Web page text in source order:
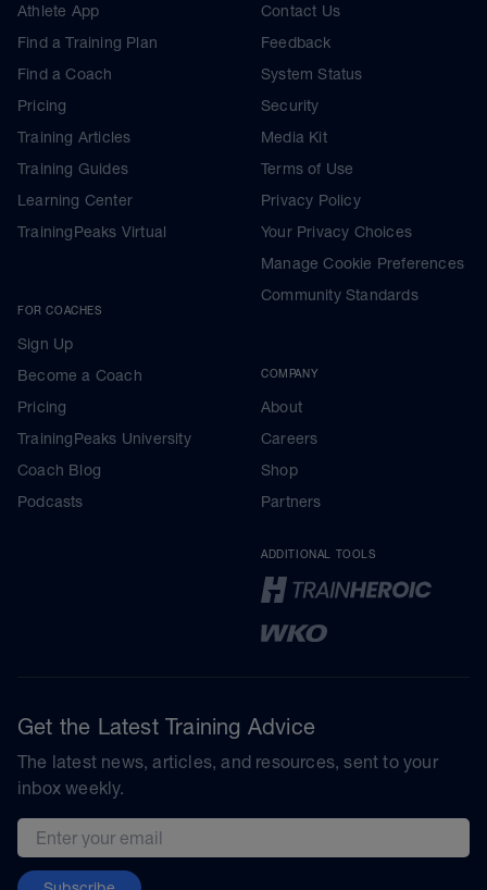
Athlete App
Find a Training Plan
Find a Coach
Pricing
Training Articles
Training Guides
Learning Center
TrainingPeaks Virtual
FOR COACHES
Sign Up
Become a Coach
Pricing
TrainingPeaks University
Coach Blog
Podcasts
Contact Us
Feedback
System Status
Security
Media Kit
Terms of Use
Privacy Policy
Your Privacy Choices
Manage Cookie Preferences
Community Standards
COMPANY
About
Careers
Shop
Partners
ADDITIONAL TOOLS
Get the Latest Training Advice
The latest news, articles, and resources, sent to your
inbox weekly.
Email address